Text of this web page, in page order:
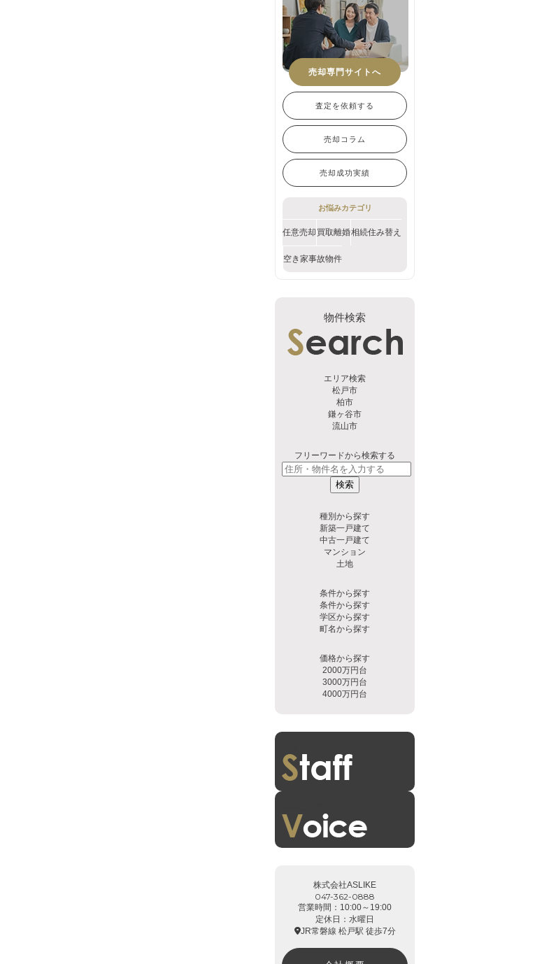
売却専門サイトへ
査定を依頼する
売却コラム
売却成功実績
お悩みカテゴリ
任意売却 買取離婚相続住み替え
空き家事故物件
物件検索
エリア検索
松戸市
柏市
鎌ヶ谷市
流山市
フリーワードから検索する
検索
種別から探す
新築一戸建て
中古一戸建て
マンション
土地
条件から探す
条件から探す
学区から探す
町名から探す
価格から探す
2000万円台
3000万円台
4000万円台
株式会社ASLIKE
047-362-0888
営業時間：10:00～19:00
定休日：水曜日
JR常磐線 松戸駅 徒歩7分